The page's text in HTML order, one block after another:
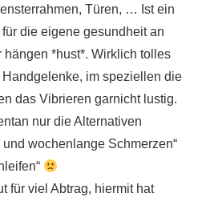
Türen, … Ist ein
die eigene gesundheit an
hängen *hust*. Wirklich tolles
im speziellen die
das Vibrieren garnicht lustig.
nur die Alternativen
wochenlange Schmerzen“
für viel Abtrag, hiermit hat